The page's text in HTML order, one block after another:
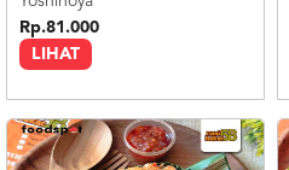
LIHAT
Rp.81.000